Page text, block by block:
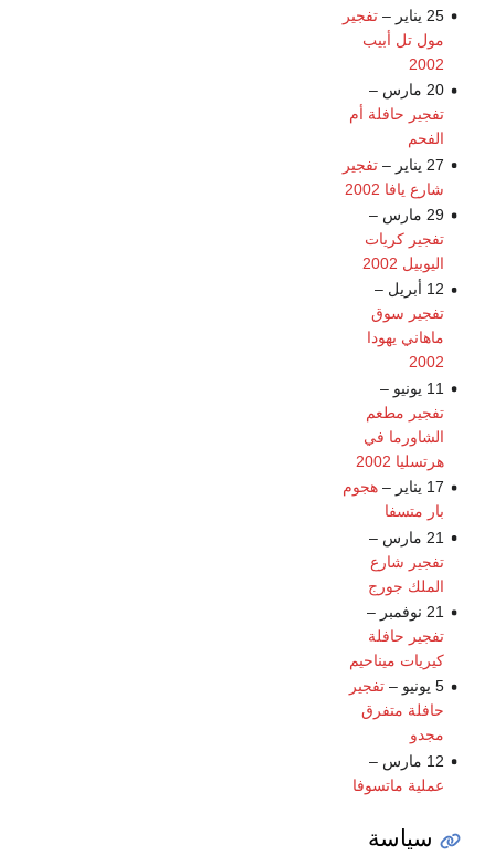
25 يناير –
تفجير
مول تل أبيب
2002
20 مارس –
تفجير حافلة أم
الفحم
27 يناير –
تفجير
شارع يافا 2002
29 مارس –
تفجير كريات
اليوبيل 2002
12 أبريل –
تفجير سوق
ماهاني يهودا
2002
11 يونيو –
تفجير مطعم
الشاورما في
هرتسليا 2002
17 يناير –
هجوم
بار متسفا
21 مارس –
تفجير شارع
الملك جورج
21 نوفمبر –
تفجير حافلة
كيريات ميناحيم
5 يونيو –
تفجير
حافلة متفرق
مجدو
12 مارس –
عملية ماتسوفا
سياسة